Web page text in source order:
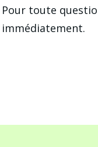
Pour toute
immédiatement.